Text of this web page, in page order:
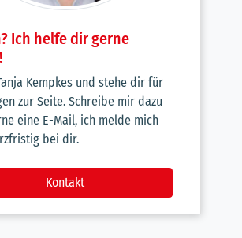
Ich helfe dir gerne
Kempkes und stehe dir für
zur Seite. Schreibe mir dazu
eine E-Mail, ich melde mich
bei dir.
Kontakt